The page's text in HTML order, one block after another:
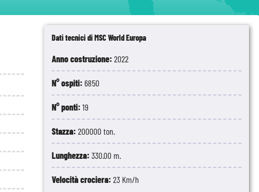
Dati tecnici di MSC World Europa
Anno costruzione:2022
N° ospiti: 6850
N° ponti:19
Stazza:200000 ton.
Lunghezza:330.00 m.
Velocità crociera:23 Km/h